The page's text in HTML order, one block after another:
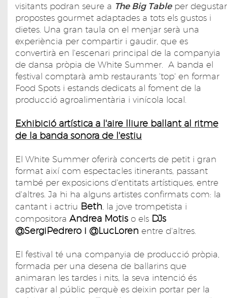
visitants podran seure a The Big Tableper degustar
propostes gourmet adaptades a tots els gustos i
dietes. Una gran taula on el menjar serà una
experiència per compartir i gaudir, que es
convertirà en l'escenari principal de la companyia
de dansa pròpia de White Summer. A banda el
festival comptarà amb restaurants 'top' en formar
Food Spots i estands dedicats al foment de la
producció agroalimentària i vinícola local.
Exhibició artística a l'aire lliure ballant al ritme
de la banda sonora de l'estiu
El White Summer oferirà concerts de petit i gran
format així com espectacles itinerants, passant
també per exposicions d'entitats artístiques, entre
d'altres. Ja hi ha alguns artistes confirmats com: la
cantant i actriu Beth , la jove trompetista i
compositora Andrea Motis o els DJs
@SergiPedrero i @LucLoren entre d'altres.
El festival té una companyia de producció pròpia,
formada per una desena de ballarins que
animaran les tardes i nits, la seva intenció és
captivar al públic perquè es deixin portar per la